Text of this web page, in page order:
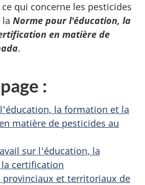
qui concerne les pesticides
Norme pour l'éducation, la
en matière de
.
:
la formation et la
matière de pesticides au
sur l'éducation, la
certification
provinciaux et territoriaux de